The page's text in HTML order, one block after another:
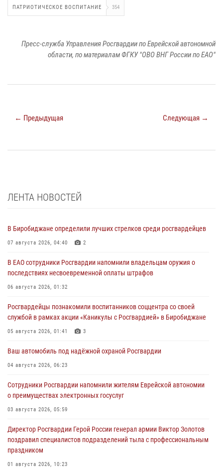
ПАТРИОТИЧЕСКОЕ ВОСПИТАНИЕ 354
Пресс-служба Управления Росгвардии по Еврейской автономной
области, по материалам ФГКУ "ОВО ВНГ России по ЕАО"
← Предыдущая Следующая →
ЛЕНТА НОВОСТЕЙ
В Биробиджане определили лучших стрелков среди росгвардейцев
07 августа 2026, 04:40 2
В ЕАО сотрудники Росгвардии напомнили владельцам оружия о
последствиях несвоевременной оплаты штрафов
06 августа 2026, 01:32
Росгвардейцы познакомили воспитанников соццентра со своей
службой в рамках акции «Каникулы с Росгвардией» в Биробиджане
05 августа 2026, 01:41 3
Ваш автомобиль под надёжной охраной Росгвардии
04 августа 2026, 06:23
Сотрудники Росгвардии напомнили жителям Еврейской автономии
о преимуществах электронных госуслуг
03 августа 2026, 05:59
Директор Росгвардии Герой России генерал армии Виктор Золотов
поздравил специалистов подразделений тыла с профессиональным
праздником
01 августа 2026, 10:23